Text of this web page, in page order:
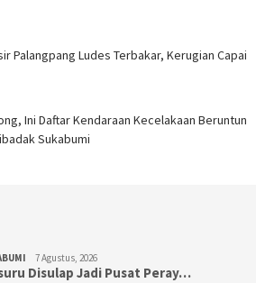
Palangpang Ludes Terbakar, Kerugian Capai
Ini Daftar Kendaraan Kecelakaan Beruntun
Sukabumi
7 Agustus, 2026
Disulap Jadi Pusat Peray…